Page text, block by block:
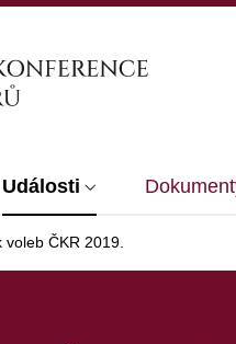
Události
voleb ČKR 2019.